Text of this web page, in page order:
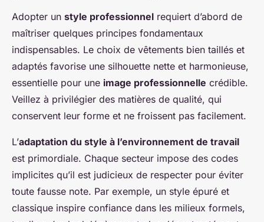
Adopter un style professionnel requiert d’abord de
maîtriser quelques principes fondamentaux
indispensables. Le choix de vêtements bien taillés et
adaptés favorise une silhouette nette et harmonieuse,
essentielle pour une image professionnelle crédible.
Veillez à privilégier des matières de qualité, qui
conservent leur forme et ne froissent pas facilement.
L’adaptation du style à l’environnement de travail
est primordiale. Chaque secteur impose des codes
implicites qu’il est judicieux de respecter pour éviter
toute fausse note. Par exemple, un style épuré et
classique inspire confiance dans les milieux formels,